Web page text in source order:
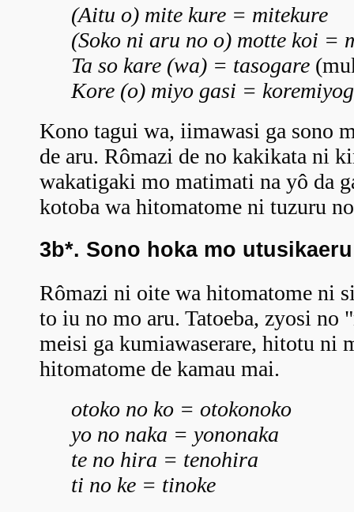
(Aitu o) mite kure = mitekure
(Soko ni aru no o) motte koi =
Ta so kare (wa) = tasogare
Kore (o) miyo gasi =
Kono tagui wa, iimawasi ga sono
de aru. Rômazi de no kakikata ni
wakatigaki mo matimati na yô da
kotoba wa hitomatome ni tuzuru
3b*. Sono hoka mo utusikaeru
Rômazi ni oite wa hitomatome ni
to iu no mo aru. Tatoeba, zyosi no
meisi ga kumiawaserare, hitotu ni
hitomatome de kamau mai.
otoko no ko = otokonoko
yo no naka = yononaka
te no hira = tenohira
ti no ke = tinoke